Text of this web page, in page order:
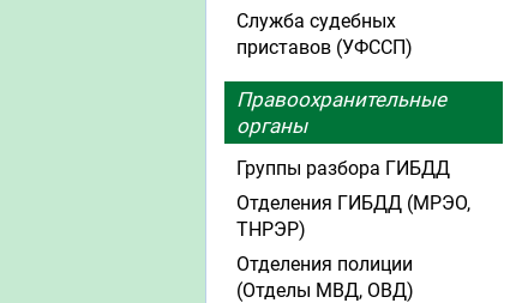
Служба судебных
приставов (УФССП)
Правоохранительные
органы
Группы разбора ГИБДД
Отделения ГИБДД (МРЭО,
ТНРЭР)
Отделения полиции
(Отделы МВД, ОВД)